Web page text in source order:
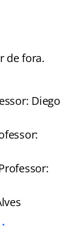
de fora.
Diego